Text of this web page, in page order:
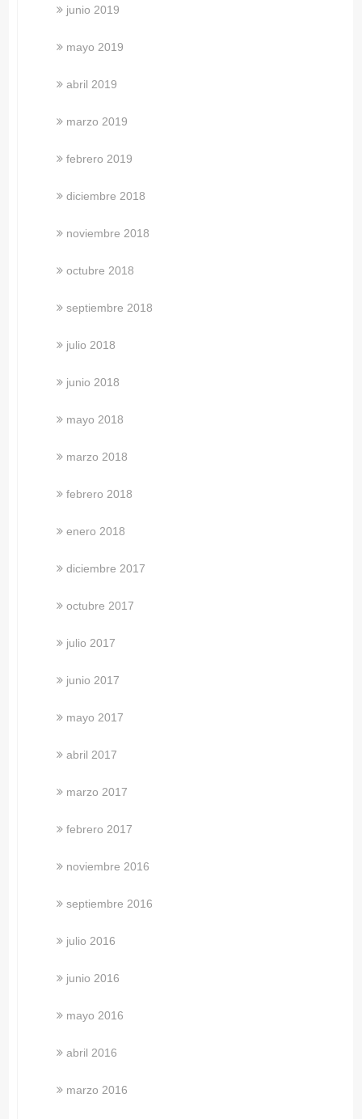
junio 2019
mayo 2019
abril 2019
marzo 2019
febrero 2019
diciembre 2018
noviembre 2018
octubre 2018
septiembre 2018
julio 2018
junio 2018
mayo 2018
marzo 2018
febrero 2018
enero 2018
diciembre 2017
octubre 2017
julio 2017
junio 2017
mayo 2017
abril 2017
marzo 2017
febrero 2017
noviembre 2016
septiembre 2016
julio 2016
junio 2016
mayo 2016
abril 2016
marzo 2016